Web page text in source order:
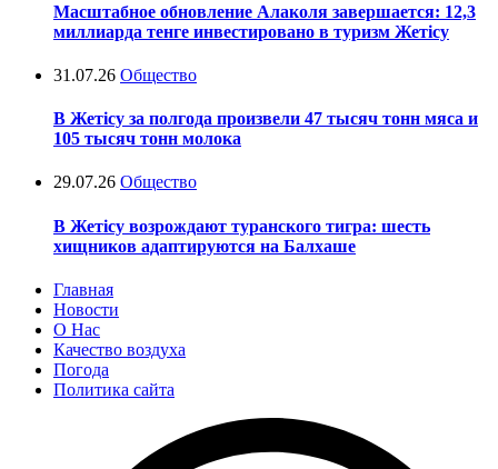
Масштабное обновление Алаколя завершается: 12,3
миллиарда тенге инвестировано в туризм Жетісу
31.07.26 Общество
В Жетісу за полгода произвели 47 тысяч тонн мяса и
105 тысяч тонн молока
29.07.26 Общество
В Жетісу возрождают туранского тигра: шесть
хищников адаптируются на Балхаше
Главная
Новости
О Нас
Качество воздуха
Погода
Политика сайта